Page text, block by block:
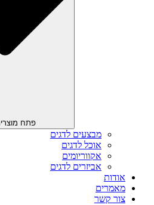
פתח
מבצעים לדגים
אוכל לדגים
אקווריומים
אביזרים לדגים
אודות
מאמרים
צור קשר